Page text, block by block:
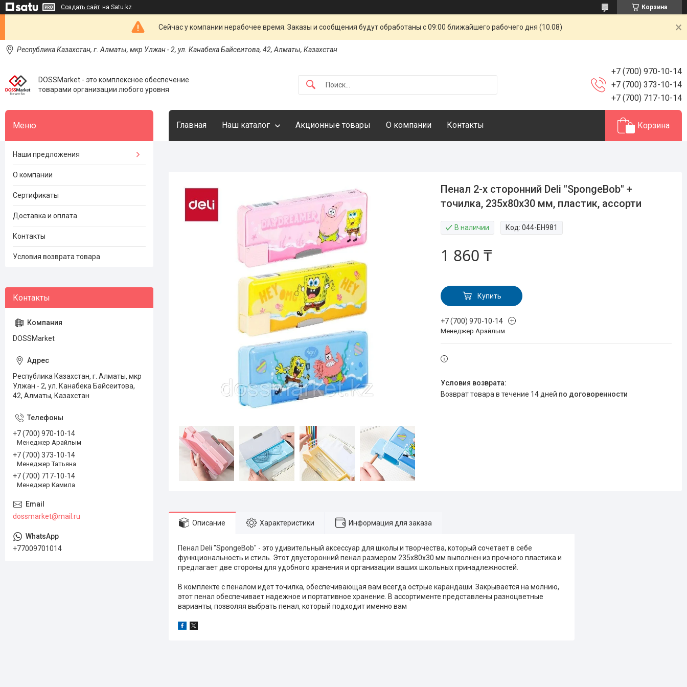
Создать сайт на Satu.kz Корзина
Сейчас у компании нерабочее время. Заказы и сообщения будут обработаны с 09:00 ближайшего рабочего дня (10.08)
Республика Казахстан, г. Алматы, мкр Улжан - 2, ул. Канабека Байсеитова, 42, Алматы, Казахстан
DOSSMarket - это комплексное обеспечение
товарами организации любого уровня
+7 (700) 970-10-14
+7 (700) 373-10-14
+7 (700) 717-10-14
Главная Наш каталог Акционные товары О компании Контакты Корзина
Пенал 2-х сторонний Deli "SpongeBob" +
точилка, 235х80х30 мм, пластик, ассорти
В наличии Код:044-EH981
1 860 ₸
Купить
+7 (700) 970-10-14
Менеджер Арайлым
возврат товара в течение 14 дней по договоренности
Описание Характеристики Информация для заказа
Пенал Deli "SpongeBob" - это удивительный аксессуар для школы и творчества, который сочетает в себе
функциональность и стиль. Этот двусторонний пенал размером 235х80х30 мм выполнен из прочного пластика и
предлагает две стороны для удобного хранения и организации ваших школьных принадлежностей.
В комплекте с пеналом идет точилка, обеспечивающая вам всегда острые карандаши. Закрывается на молнию,
этот пенал обеспечивает надежное и портативное хранение. В ассортименте представлены разноцветные
варианты, позволяя выбрать пенал, который подходит именно вам
Наши предложения
О компании
Сертификаты
Доставка и оплата
Контакты
Условия возврата товара
DOSSMarket
Республика Казахстан, г. Алматы, мкр
Улжан - 2, ул. Канабека Байсеитова,
42, Алматы, Казахстан
+7 (700) 970-10-14
Менеджер Арайлым
+7 (700) 373-10-14
Менеджер Татьяна
+7 (700) 717-10-14
Менеджер Камила
dossmarket@mail.ru
+77009701014